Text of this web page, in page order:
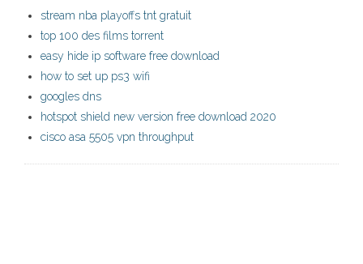
stream nba playoffs tnt gratuit
top 100 des films torrent
easy hide ip software free download
how to set up ps3 wifi
googles dns
hotspot shield new version free download 2020
cisco asa 5505 vpn throughput